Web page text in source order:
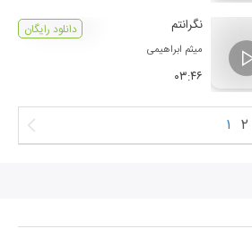
نگرانتم
میثم ابراهیمی
۰۳:۴۶
دانلود رایگان
۱ ۲